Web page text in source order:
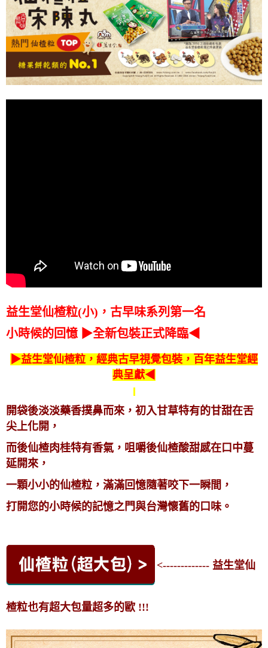
益生堂仙楂粒(小)，古早味系列第一名
小時候的回憶 ▶全新包裝正式降臨◀
▶益生堂仙楂粒，經典古早視覺包裝，百年益生堂經
典呈獻◀
開袋後淡淡藥香撲鼻而來，初入甘草特有的甘甜在舌
尖上化開，
而後仙楂肉桂特有香氣，咀嚼後仙楂酸甜感在口中蔓
延開來，
一顆小小的仙楂粒，滿滿回憶隨著咬下一瞬間，
打開您的小時候的記憶之門與台灣懷舊的口味。
<------------- 益生堂仙
楂粒也有超大包量超多的歐 !!!